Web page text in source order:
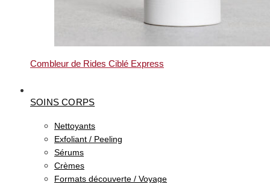
Combleur de Rides Ciblé Express
SOINS CORPS
Nettoyants
Exfoliant / Peeling
Sérums
Crèmes
Formats découverte / Voyage